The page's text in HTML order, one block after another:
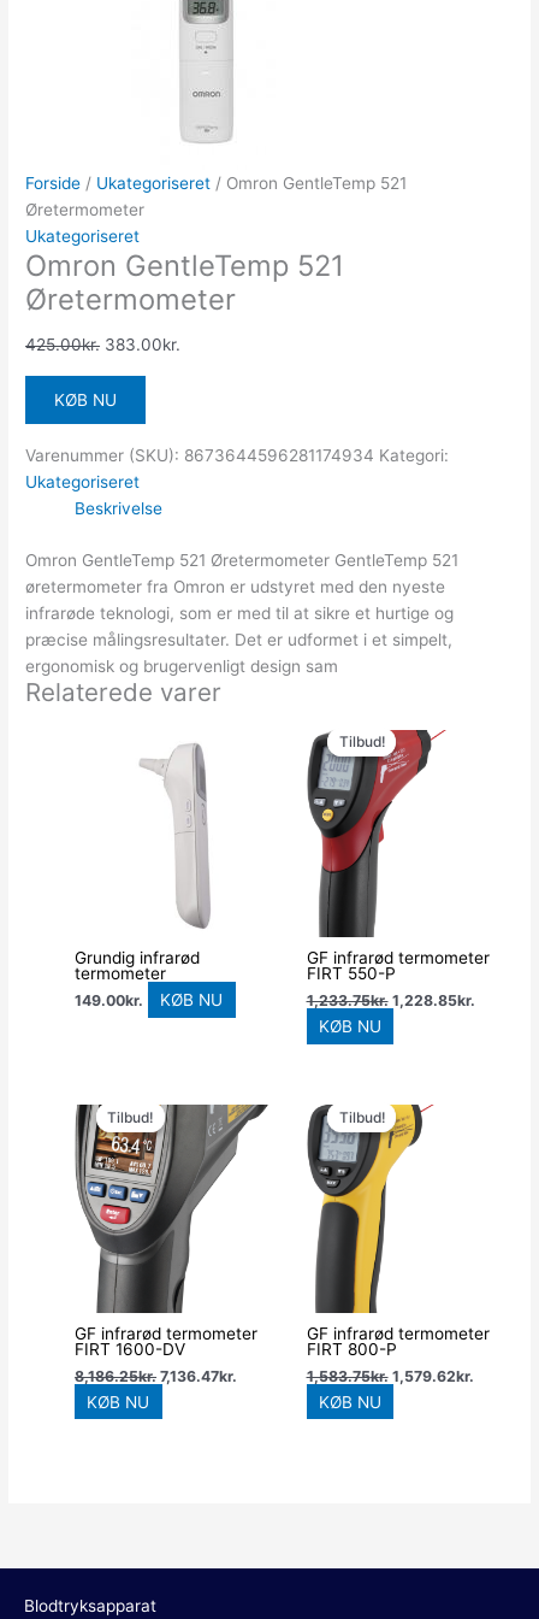
Forside / Ukategoriseret / Omron GentleTemp 521
Øretermometer
Ukategoriseret
Omron GentleTemp 521
Øretermometer
425.00kr. 383.00kr.
KØB NU
Varenummer (SKU): 8673644596281174934 Kategori:
Ukategoriseret
Beskrivelse
Omron GentleTemp 521 Øretermometer GentleTemp 521
øretermometer fra Omron er udstyret med den nyeste
infrarøde teknologi, som er med til at sikre et hurtige og
præcise målingsresultater. Det er udformet i et simpelt,
ergonomisk og brugervenligt design sam
Relaterede varer
Grundig infrarød
termometer
149.00kr. KØB NU
Tilbud!
Tilbud!
GF infrarød termometer
FIRT 550-P
1,233.75kr.
oprindelige
pris
var:
1,233.75kr..
1,228.85kr.
KØB NU
Tilbud!
Tilbud!
GF infrarød termometer
FIRT 1600-DV
8,186.25kr.
oprindelige
pris
var:
8,186.25kr..
7,136.47kr.
aktuelle
pris
er:
7,136.47kr..
KØB NU
Tilbud!
Tilbud!
GF infrarød termometer
FIRT 800-P
1,583.75kr.
oprindelige
pris
var:
1,583.75kr..
1,579.62kr.
KØB NU
Blodtryksapparat